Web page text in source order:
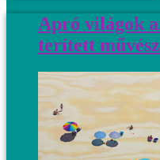
Apró világok
terített